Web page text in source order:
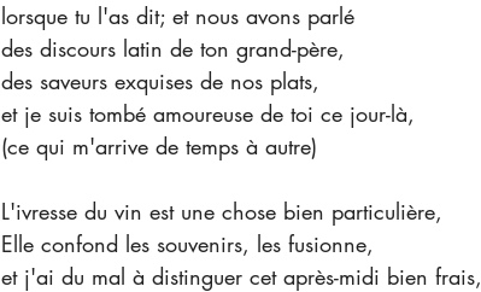
lorsque tu l'as dit; et nous avons parlé
des discours latin de ton grand-père,
des saveurs exquises de nos plats,
et je suis tombé amoureuse de toi ce jour-là,
(ce qui m'arrive de temps à autre)
L'ivresse du vin est une chose bien particulière,
Elle confond les souvenirs, les fusionne,
et j'ai du mal à distinguer cet après-midi bien frais,